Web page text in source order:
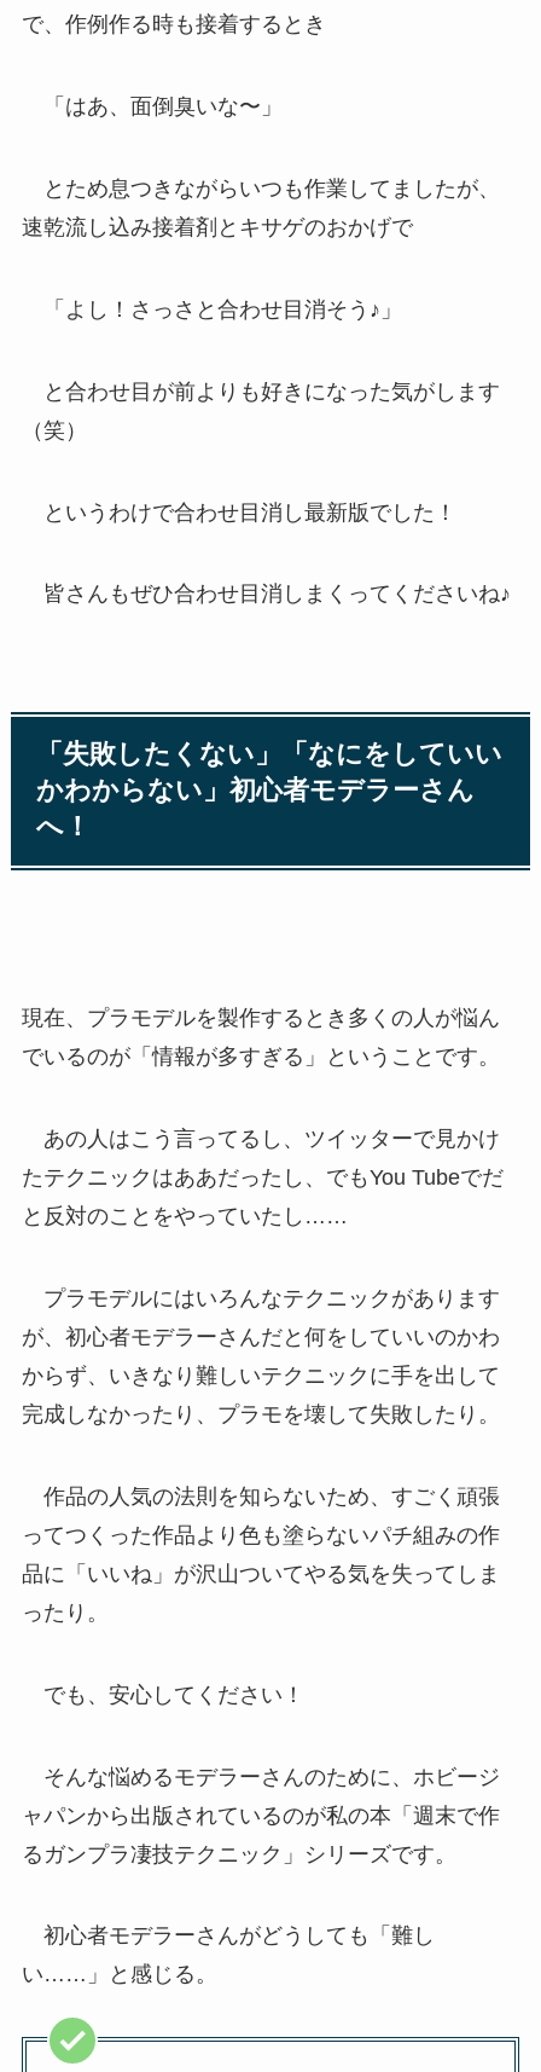
で、作例作る時も接着するとき
「はあ、面倒臭いな〜」
とため息つきながらいつも作業してましたが、
速乾流し込み接着剤とキサゲのおかげで
「よし！さっさと合わせ目消そう♪」
と合わせ目が前よりも好きになった気がします
（笑）
というわけで合わせ目消し最新版でした！
皆さんもぜひ合わせ目消しまくってくださいね♪
「失敗したくない」「なにをしていい
かわからない」初心者モデラーさん
へ！
現在、プラモデルを製作するとき多くの人が悩ん
でいるのが「情報が多すぎる」ということです。
あの人はこう言ってるし、ツイッターで見かけ
たテクニックはああだったし、でもYou Tubeでだ
と反対のことをやっていたし……
プラモデルにはいろんなテクニックがあります
が、初心者モデラーさんだと何をしていいのかわ
からず、いきなり難しいテクニックに手を出して
完成しなかったり、プラモを壊して失敗したり。
作品の人気の法則を知らないため、すごく頑張
ってつくった作品より色も塗らないパチ組みの作
品に「いいね」が沢山ついてやる気を失ってしま
ったり。
でも、安心してください！
そんな悩めるモデラーさんのために、ホビージ
ャパンから出版されているのが私の本「週末で作
るガンプラ凄技テクニック」シリーズです。
初心者モデラーさんがどうしても「難し
い……」と感じる。